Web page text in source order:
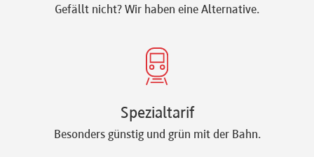
Gefällt nicht? Wir haben eine Alternative.
Spezialtarif
Besonders günstig und grün mit der Bahn.